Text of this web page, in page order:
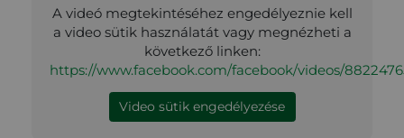
A videó megtekintéséhez engedélyeznie kell
a video sütik használatát vagy megnézheti a
következő linken:
https://www.facebook.com/facebook/videos/
Video sütik engedélyezése